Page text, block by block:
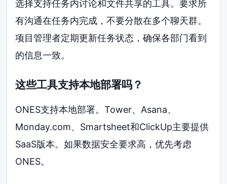
选择支持任务内讨论和文件共享的工具。要求所
有沟通在任务内完成，不要分散在多个聊天群。
项目管理者定期更新任务状态，确保各部门看到
的信息一致。
这些工具支持本地部署吗？
ONES支持本地部署。Tower、Asana、
Monday.com、Smartsheet和ClickUp主要提供
SaaS版本。如果数据安全要求高，优先考虑
ONES。